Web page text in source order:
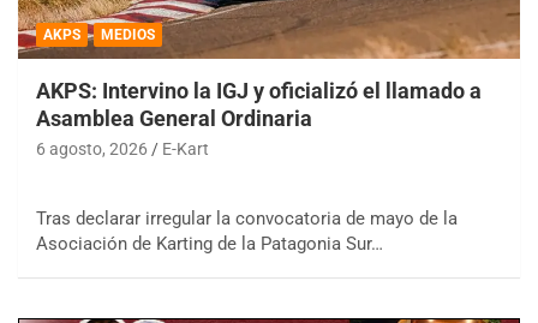
AKPS MEDIOS
AKPS: Intervino la IGJ y oficializó el llamado a
Asamblea General Ordinaria
6 agosto, 2026 E-Kart
Tras declarar irregular la convocatoria de mayo de la
Asociación de Karting de la Patagonia Sur…